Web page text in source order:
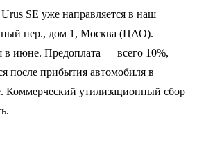
SE уже направляется в наш
пер., дом 1, Москва (ЦАО).
в июне. Предоплата — всего 10%,
после прибытия автомобиля в
Коммерческий утилизационный сбор